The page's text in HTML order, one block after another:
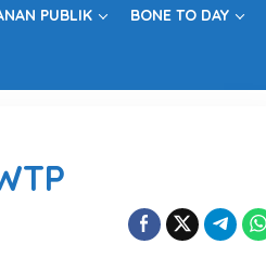
PUBLIK BONE TO DAY